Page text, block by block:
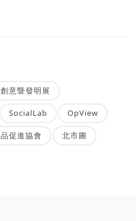
意暨發明展
SocialLab OpView
促進協會 北市圖